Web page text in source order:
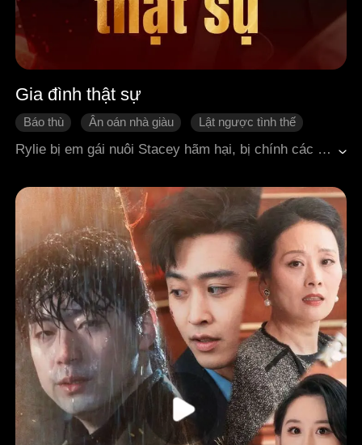
Gia đình thật sự
Báo thù Ân oán nhà giàu
Lật ngược tình thế
Thần y
Rylie bị em gái nuôi Stacey hãm hại, bị chính các anh trai phản bội và bị đuổi khỏi gia đình. Nhưng cô không phải một cô gái bình thường, cô chính là "Healing Hand", vị thần y huyền thoại nắm quyền kiểm soát hiệu thuốc Aetheris Pharmacy. Cô chữa khỏi bệnh cho Đô đốc Brad và nhận được tín vật của gia tộc Owen. Vì sao ư? Bởi cô chính là cháu gái thất lạc bấy lâu của họ. Ở trường học, cô khiến vị hôn phu cũ Fred mất sạch thể diện, ép anh ta phải quỳ gối trước đám đông. Trong một cuộc đua sinh tử trên núi, Stacey cố tình đẩy cô xuống vực. Nhưng Rylie vẫn giành chiến thắng, còn Stacey bị cấm thi đấu suốt năm năm. Ba người anh quyền lực của cô quay lại cầu xin sự tha thứ, nhưng Rylie không tha thứ. Cô đã chiến thắng tất cả.